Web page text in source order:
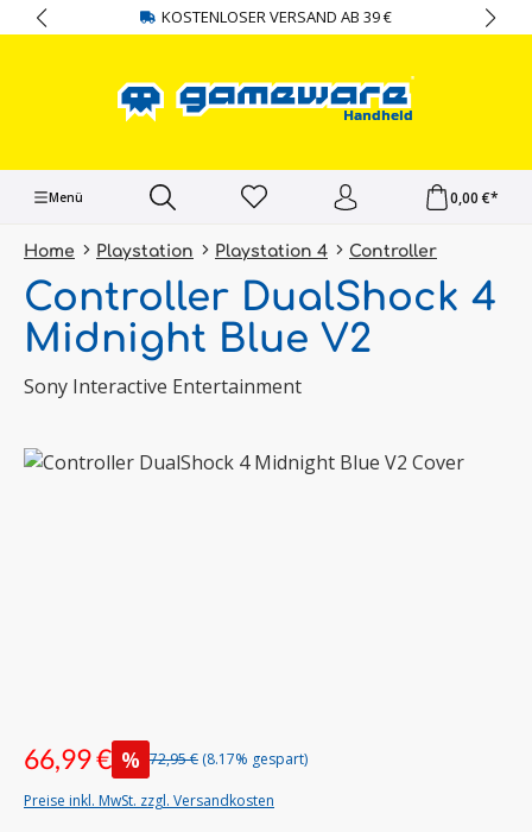
springen KOSTENLOSER VERSAND AB 39 €
Menü 0,00 €*
Home Playstation Playstation 4 Controller
Controller DualShock 4
Midnight Blue V2
Sony Interactive Entertainment
Bildergalerie überspringen
66,99 € % 72,95 € (8.17% gespart)
Preise inkl. MwSt. zzgl. Versandkosten